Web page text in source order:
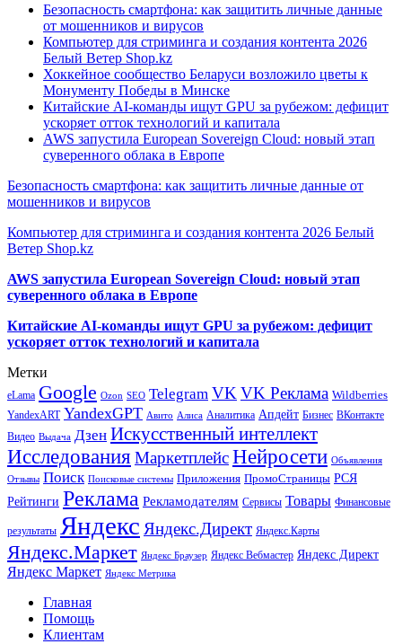
Безопасность смартфона: как защитить личные данные
от мошенников и вирусов
Компьютер для стриминга и создания контента 2026
Белый Ветер Shop.kz
Хоккейное сообщество Беларуси возложило цветы к
Монументу Победы в Минске
Китайские AI-команды ищут GPU за рубежом: дефицит
ускоряет отток технологий и капитала
AWS запустила European Sovereign Cloud: новый этап
суверенного облака в Европе
Безопасность смартфона: как защитить личные данные от
мошенников и вирусов
Компьютер для стриминга и создания контента 2026 Белый
Ветер Shop.kz
AWS запустила European Sovereign Cloud: новый этап
суверенного облака в Европе
Китайские AI-команды ищут GPU за рубежом: дефицит
ускоряет отток технологий и капитала
Метки
eLama Google Ozon SEO Telegram VK VK Реклама Wildberries
YandexART YandexGPT Авито Алиса Аналитика Апдейт Бизнес ВКонтакте
Видео Выдача Дзен Искусственный интеллект
Исследования МаркетплейсНейросети Объявления
Отзывы Поиск Поисковые системы Приложения ПромоСтраницы РСЯ
Рейтинги Реклама Рекламодателям Сервисы Товары Финансовые
результаты Яндекс Яндекс.Директ Яндекс.Карты
Яндекс.Маркет Яндекс Браузер Яндекс Вебмастер Яндекс Директ
Яндекс Маркет Яндекс Метрика
Главная
Помощь
Клиентам